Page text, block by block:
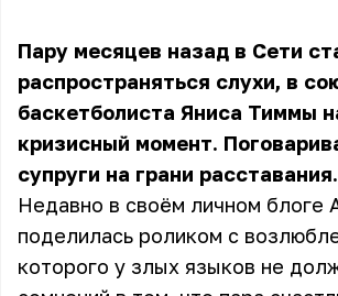
Пару месяцев назад в Сети
распространяться слухи, в
баскетболиста Яниса Тиммы
кризисный момент.
супруги на грани расставания.
Недавно в своём личном блоге
поделилась роликом с
которого у злых языков не